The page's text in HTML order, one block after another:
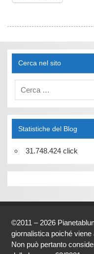
Cerca nel sito
Statistiche del Blog
31.748.424 click
©2011 – 2026
giornalistica poiché
Non può pertanto